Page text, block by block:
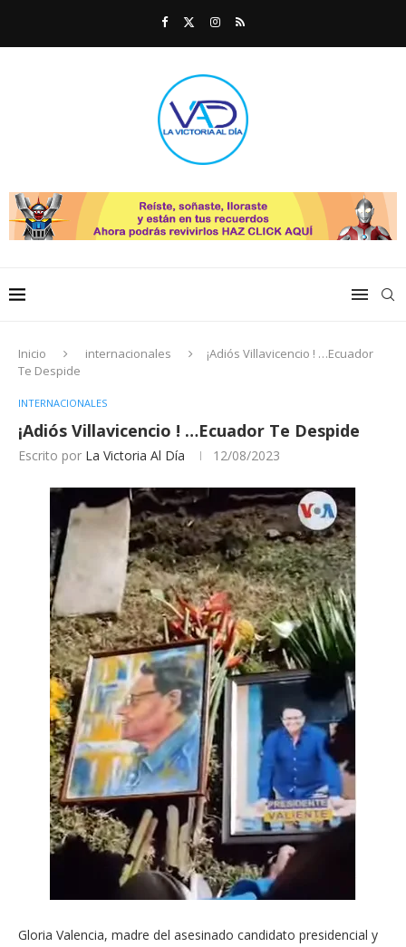
Inicio internacionales
¡Adiós Villavicencio ! …Ecuador
Te Despide
INTERNACIONALES
¡Adiós Villavicencio ! …Ecuador Te Despide
Escrito por La Victoria Al Día 12/08/2023
Gloria Valencia, madre del asesinado candidato presidencial y